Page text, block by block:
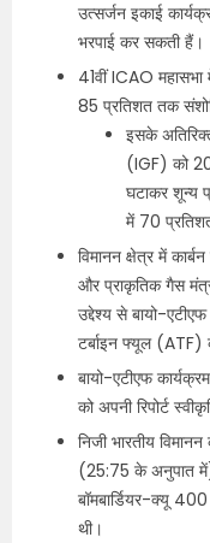
उत्सर्जन इकाई
भरपाई कर सकती हैं।
41वीं ICAO
85 प्रतिशत तक
इसके
(IGF) को
घटाकर शून्य
में 70
विमानन क्षेत्र में
और प्राकृतिक गैस
उद्देश्य से बायो-
टर्बाइन फ्यूल (ATF)
बायो-एटीएफ
को अपनी रिपोर्ट
निजी भारतीय
(25:75 के अनुपात
बॉमबार्डियर-क्यू
थी।